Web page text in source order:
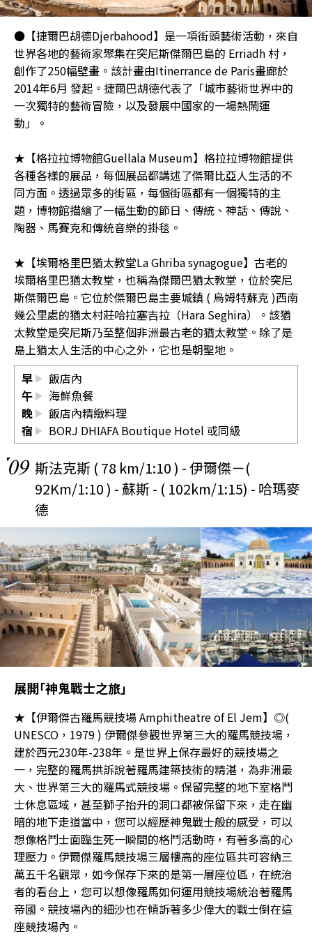
●【捷爾巴胡德Djerbahood】是一項街頭藝術活動，來自
世界各地的藝術家聚集在突尼斯傑爾巴島的 Erriadh 村，
創作了250幅壁畫。該計畫由Itinerrance de Paris畫廊於
2014年6月 發起。捷爾巴胡德代表了「城市藝術世界中的
一次獨特的藝術冒險，以及發展中國家的一場熱鬧運
動」。
★【格拉拉博物館Guellala Museum】格拉拉博物館提供
各種各樣的展品，每個展品都講述了傑爾比亞人生活的不
同方面。透過眾多的街區，每個街區都有一個獨特的主
題，博物館描繪了一幅生動的節日、傳統、神話、傳說、
陶器、馬賽克和傳統音樂的掛毯。
★【埃爾格里巴猶太教堂La Ghriba synagogue】古老的
埃爾格里巴猶太教堂，也稱為傑爾巴猶太教堂，位於突尼
斯傑爾巴島。它位於傑爾巴島主要城鎮 ( 烏姆特蘇克 )西南
幾公里處的猶太村莊哈拉塞吉拉（Hara Seghira）。該猶
太教堂是突尼斯乃至整個非洲最古老的猶太教堂。除了是
島上猶太人生活的中心之外，它也是朝聖地。
早
飯店內
午
海鮮魚餐
晚
飯店內精緻料理
宿
BORJ DHIAFA Boutique Hotel 或同級
09 斯法克斯 ( 78 km/1:10 ) - 伊爾傑－(
92Km/1:10 ) - 蘇斯 - ( 102km/1:15) - 哈瑪麥
德
展開｢神鬼戰士之旅｣
★【伊爾傑古羅馬競技場 Amphitheatre of El Jem】◎(
UNESCO，1979 ) 伊爾傑參觀世界第三大的羅馬競技場，
建於西元230年-238年。是世界上保存最好的競技場之
一，完整的羅馬拱訴說著羅馬建築技術的精湛，為非洲最
大、世界第三大的羅馬式競技場。保留完整的地下室格鬥
士休息區域，甚至獅子抬升的洞口都被保留下來，走在幽
暗的地下走道當中，您可以經歷神鬼戰士般的感受，可以
想像格鬥士面臨生死一瞬間的格鬥活動時，有著多高的心
理壓力。伊爾傑羅馬競技場三層樓高的座位區共可容納三
萬五千名觀眾，如今保存下來的是第一層座位區，在統治
者的看台上，您可以想像羅馬如何運用競技場統治著羅馬
帝國。競技場內的細沙也在傾訴著多少偉大的戰士倒在這
座競技場內。